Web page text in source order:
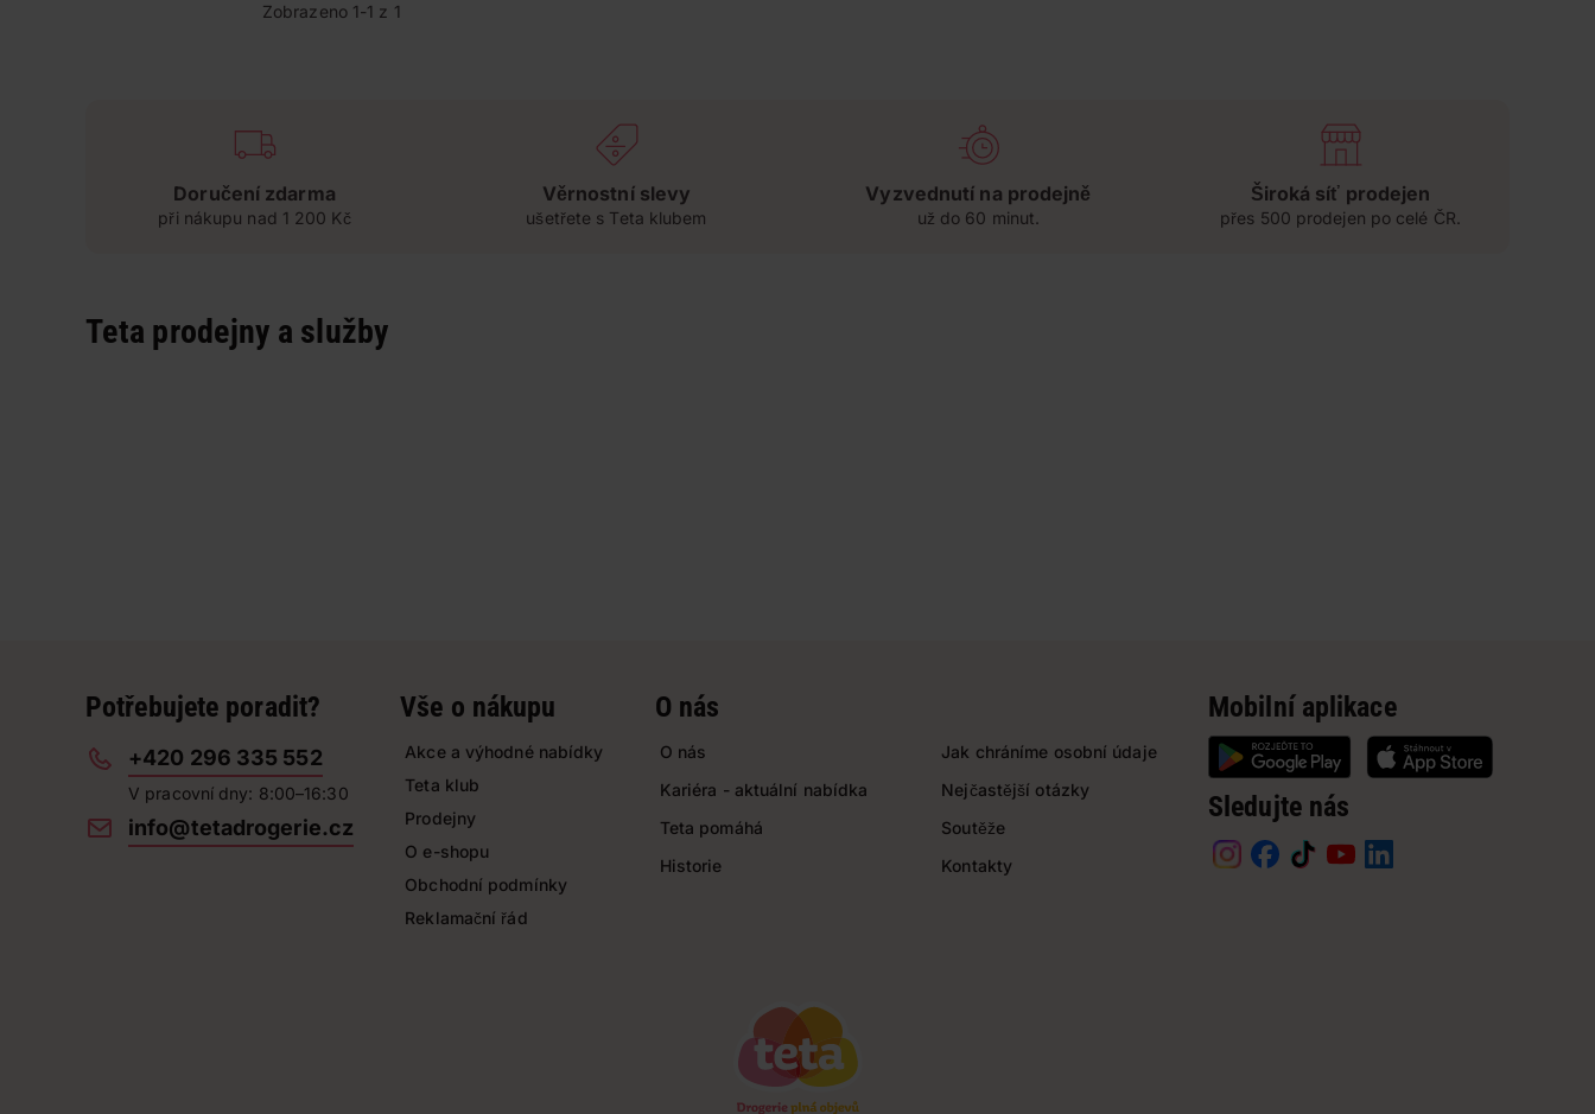
Zobrazeno 1-1 z 1
Doručení zdarma
při nákupu nad 1 200 Kč
Věrnostní slevy
ušetřete s Teta klubem
Vyzvednutí na prodejně
už do 60 minut.
Široká síť prodejen
přes 500 prodejen po celé ČR.
Teta prodejny a služby
Potřebujete poradit?
+420 296 335 552
V pracovní dny: 8:00–16:30
info@tetadrogerie.cz
Vše o nákupu
Akce a výhodné nabídky
Teta klub
Prodejny
O e-shopu
Obchodní podmínky
Reklamační řád
O nás
O nás
Kariéra - aktuální nabídka
Teta pomáhá
Historie
Jak chráníme osobní údaje
Nejčastější otázky
Soutěže
Kontakty
Mobilní aplikace
Sledujte nás